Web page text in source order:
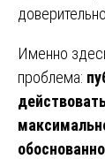
Именно
проблема:
обоснованно